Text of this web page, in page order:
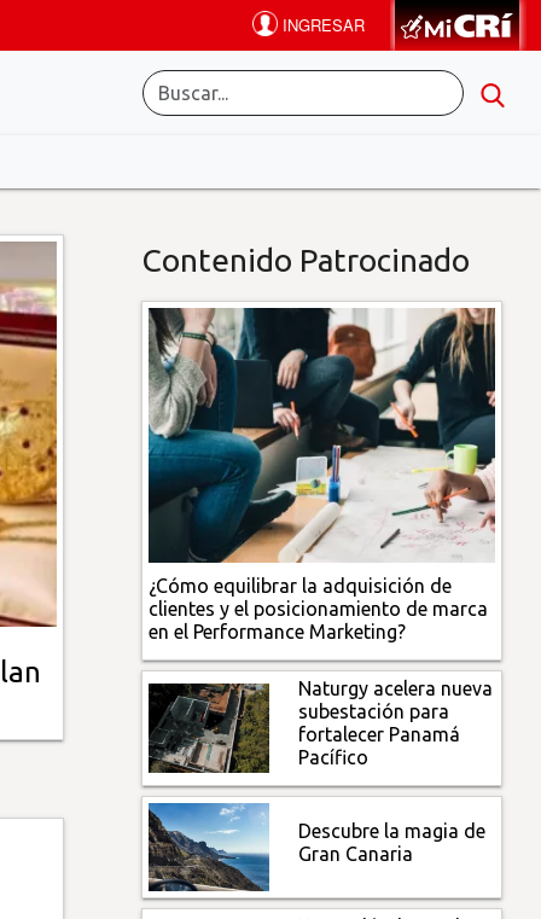
Contenido Patrocinado
¿Cómo equilibrar la adquisición de
clientes y el posicionamiento de marca
en el Performance Marketing?
Naturgy acelera nueva
subestación para
fortalecer Panamá
Pacífico
Descubre la magia de
Gran Canaria